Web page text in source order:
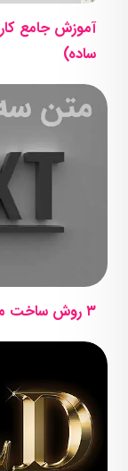
آموزش جامع
ساده)
۳ روش ساخت متن سه بعدی در فتوشاپ (گام به گام)